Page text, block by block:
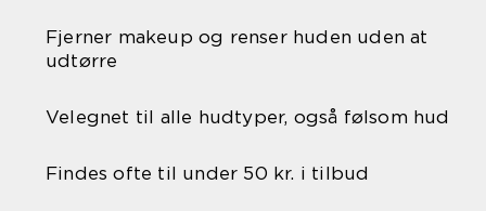
Fjerner makeup og renser huden uden at
udtørre
Velegnet til alle hudtyper, også følsom hud
Findes ofte til under 50 kr. i tilbud